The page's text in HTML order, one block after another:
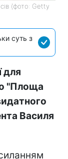
(фото: Getty
суть з
для
"Площа
Василя